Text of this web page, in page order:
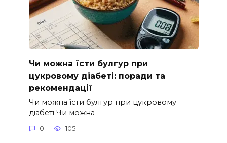
Чи можна їсти булгур при
цукровому діабеті: поради та
рекомендації
Чи можна їсти булгур при цукровому
діабеті Чи можна
0 105